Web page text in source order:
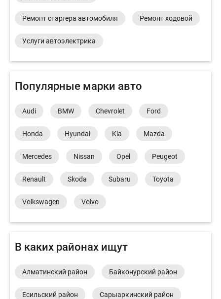
Ремонт стартера автомобиля Ремонт ходовой
Услуги автоэлектрика
Популярные марки авто
Audi BMW Chevrolet Ford
Honda Hyundai Kia Mazda
Mercedes Nissan Opel Peugeot
Renault Skoda Subaru Toyota
Volkswagen Volvo
В каких районах ищут
Алматинский район Байконурский район
Есильский район Сарыаркинский район